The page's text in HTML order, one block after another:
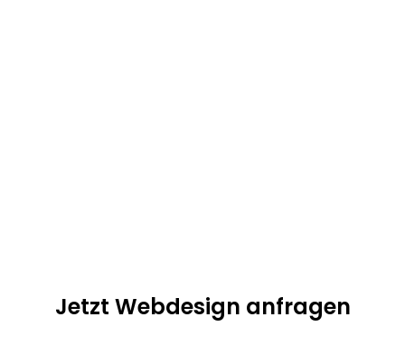
Jetzt Webdesign anfragen